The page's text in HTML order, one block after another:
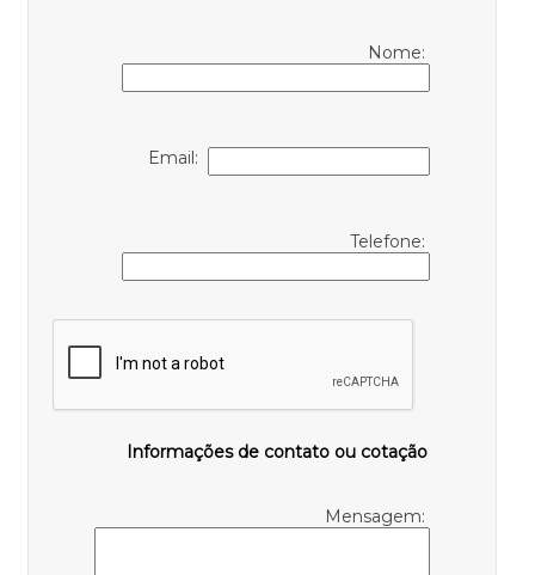
Nome:
Email:
Telefone:
Informações de contato ou cotação
Mensagem: